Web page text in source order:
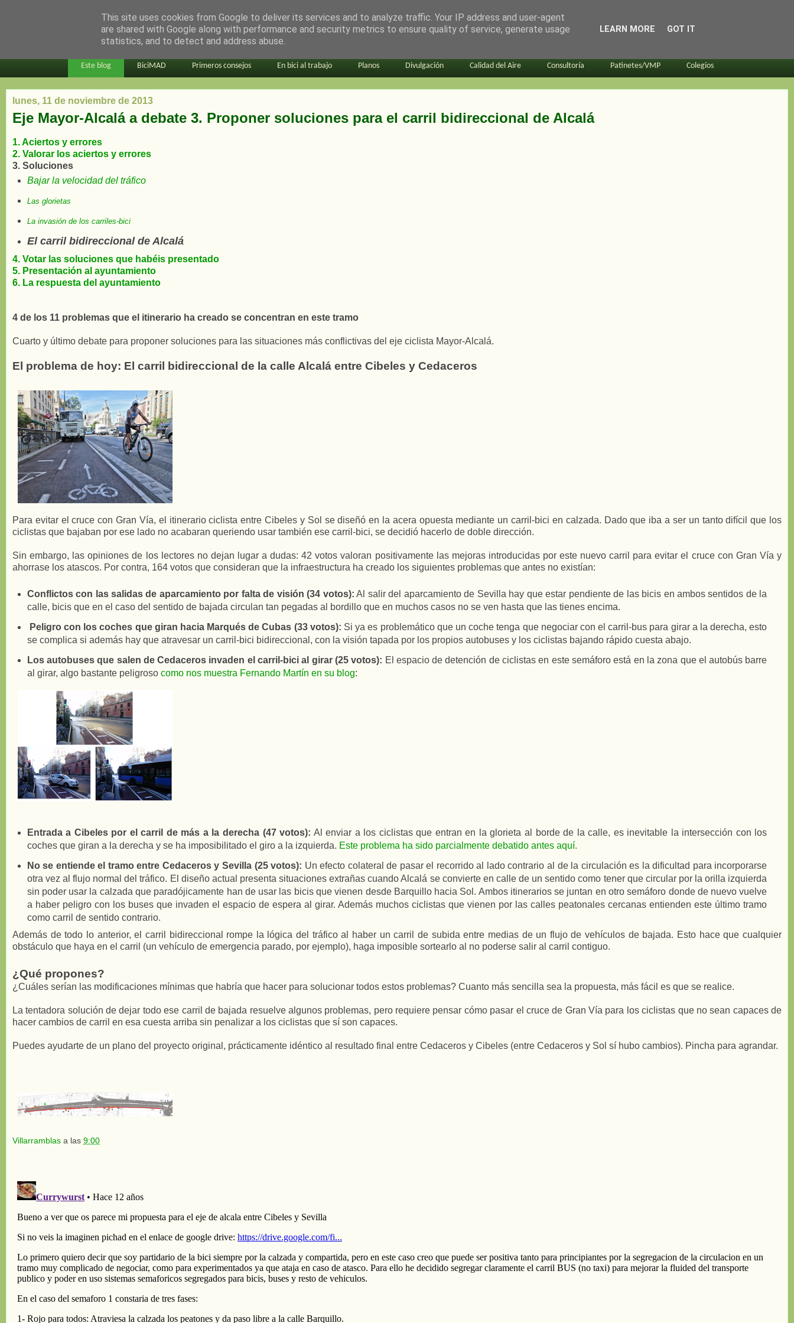
en bici por madrid
Este blog BiciMAD Primeros consejos En bici al trabajo Planos Divulgación Calidad del Aire Consultoría Patinetes/VMP Colegios
lunes, 11 de noviembre de 2013
Eje Mayor-Alcalá a debate 3. Proponer soluciones para el carril bidireccional de Alcalá
1. Aciertos y errores
2. Valorar los aciertos y errores
3. Soluciones
Bajar la velocidad del tráfico
Las glorietas
La invasión de los carriles-bici
El carril bidireccional de Alcalá
4. Votar las soluciones que habéis presentado
5. Presentación al ayuntamiento
6. La respuesta del ayuntamiento
4 de los 11 problemas que el itinerario ha creado se concentran en este tramo
Cuarto y último debate para proponer soluciones para las situaciones más conflictivas del eje ciclista Mayor-Alcalá.
El problema de hoy: El carril bidireccional de la calle Alcalá entre Cibeles y Cedaceros
Para evitar el cruce con Gran Vía, el itinerario ciclista entre Cibeles y Sol se diseñó en la acera opuesta mediante un carril-bici en calzada. Dado que iba a ser un tanto difícil que los
ciclistas que bajaban por ese lado no acabaran queriendo usar también ese carril-bici, se decidió hacerlo de doble dirección.
Sin embargo, las opiniones de los lectores no dejan lugar a dudas: 42 votos valoran positivamente las mejoras introducidas por este nuevo carril para evitar el cruce con Gran Vía y
ahorrase los atascos. Por contra, 164 votos que consideran que la infraestructura ha creado los siguientes problemas que antes no existían:
Conflictos con las salidas de aparcamiento por falta de visión (34 votos): Al salir del aparcamiento de Sevilla hay que estar pendiente de las bicis en ambos sentidos de la
calle, bicis que en el caso del sentido de bajada circulan tan pegadas al bordillo que en muchos casos no se ven hasta que las tienes encima.
Peligro con los coches que giran hacia Marqués de Cubas (33 votos): Si ya es problemático que un coche tenga que negociar con el carril-bus para girar a la derecha, esto
se complica si además hay que atravesar un carril-bici bidireccional, con la visión tapada por los propios autobuses y los ciclistas bajando rápido cuesta abajo.
Los autobuses que salen de Cedaceros invaden el carril-bici al girar (25 votos): El espacio de detención de ciclistas en este semáforo está en la zona que el autobús barre
al girar, algo bastante peligroso como nos muestra Fernando Martín en su blog:
Entrada a Cibeles por el carril de más a la derecha (47 votos): Al enviar a los ciclistas que entran en la glorieta al borde de la calle, es inevitable la intersección con los
coches que giran a la derecha y se ha imposibilitado el giro a la izquierda. Este problema ha sido parcialmente debatido antes aquí.
No se entiende el tramo entre Cedaceros y Sevilla (25 votos): Un efecto colateral de pasar el recorrido al lado contrario al de la circulación es la dificultad para incorporarse
otra vez al flujo normal del tráfico. El diseño actual presenta situaciones extrañas cuando Alcalá se convierte en calle de un sentido como tener que circular por la orilla izquierda
sin poder usar la calzada que paradójicamente han de usar las bicis que vienen desde Barquillo hacia Sol. Ambos itinerarios se juntan en otro semáforo donde de nuevo vuelve
a haber peligro con los buses que invaden el espacio de espera al girar. Además muchos ciclistas que vienen por las calles peatonales cercanas entienden este último tramo
como carril de sentido contrario.
Además de todo lo anterior, el carril bidireccional rompe la lógica del tráfico al haber un carril de subida entre medias de un flujo de vehículos de bajada. Esto hace que cualquier
obstáculo que haya en el carril (un vehículo de emergencia parado, por ejemplo), haga imposible sortearlo al no poderse salir al carril contiguo.
¿Qué propones?
¿Cuáles serían las modificaciones mínimas que habría que hacer para solucionar todos estos problemas? Cuanto más sencilla sea la propuesta, más fácil es que se realice.
La tentadora solución de dejar todo ese carril de bajada resuelve algunos problemas, pero requiere pensar cómo pasar el cruce de Gran Vía para los ciclistas que no sean capaces de
hacer cambios de carril en esa cuesta arriba sin penalizar a los ciclistas que sí son capaces.
Puedes ayudarte de un plano del proyecto original, prácticamente idéntico al resultado final entre Cedaceros y Cibeles (entre Cedaceros y Sol sí hubo cambios). Pincha para agrandar.
Villarramblas a las 9:00
This site uses cookies from Google to deliver its services and to analyze traffic. Your IP address and user-agent
are shared with Google along with performance and security metrics to ensure quality of service, generate usage
statistics, and to detect and address abuse.
LEARN MORE GOT IT